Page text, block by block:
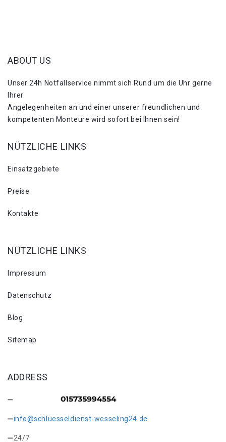
ABOUT US
Unser 24h Notfallservice nimmt sich Rund um die Uhr gerne
Ihrer
Angelegenheiten an und einer unserer freundlichen und
kompetenten Monteure wird sofort bei Ihnen sein!
NÜTZLICHE LINKS
Einsatzgebiete
Preise
Kontakte
NÜTZLICHE LINKS
Impressum
Datenschutz
Blog
Sitemap
ADDRESS
info@schluesseldienst-wesseling24.de
24/7